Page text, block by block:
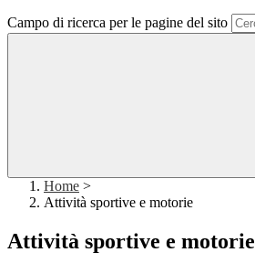
Campo di ricerca per le pagine del sito
Home >
Attività sportive e motorie
Attività sportive e motorie